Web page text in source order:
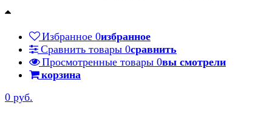
Избранное 0избранное
Сравнить товары 0сравнить
Просмотренные товары 0вы смотрели
корзина
0 руб.